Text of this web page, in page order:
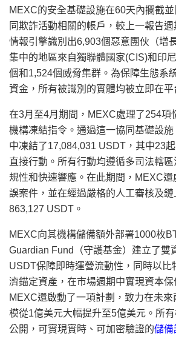
MEXC的安全基礎設施在60天內攔截並
同欺詐活動相關的帳戶，較上一報告
情報引擎識別出6,903個惡意團伙（增
集中的地區來自獨聯體國家(CIS)和印尼
個和1,524個威脅集群。為保障生態系
資金，所有被識別的實體均被立即在平
在3月至4月期間，MEXC處理了254項
機構凍結指令。通過這一協同基礎設
中凍結了17,084,031 USDT，其中23
直接行動。所有行動均遵循多司法轄
規性和快速響應。在此期間，MEXC
誤案件，並在經過嚴格的人工審核及
863,127 USDT。
MEXC向其機構儲備額外部署1000枚
Guardian Fund（守護基金）建立了雙
USDT保障即時運營流動性，同時以比
濟錨定資產，在市場週期中實現資本保
MEXC還啟動了一項計劃， 致力在未來
模從1億美元大幅提升至5億美元。所
公開，可實現實時、可加密驗證的儲備